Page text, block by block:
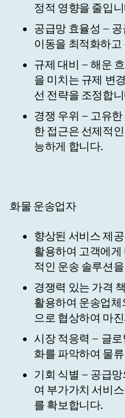
정적 영향을 줄입
공급망 효율성 – 공
이동을 최적화하
규제 대비 – 해운
을 미치는 규제 변
선 전략을 조정합
경쟁 우위 – 고유한
한 접근은 선제적
능하게 합니다.
화물 운송업자
향상된 서비스 제공
활용하여 고객에게
적인 운송 솔루션
경쟁력 있는 가격
활용하여 운송업
으로 협상하여 마
시장 적응력 – 글로
화를 파악하여 물
기회 식별 – 공급
여 부가가치 서비
를 확보합니다.